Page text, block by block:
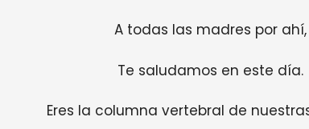
A todas las madres por ahí,
Te saludamos en este día.
Eres la columna vertebral de